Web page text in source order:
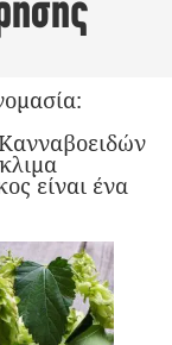
είναι ένα